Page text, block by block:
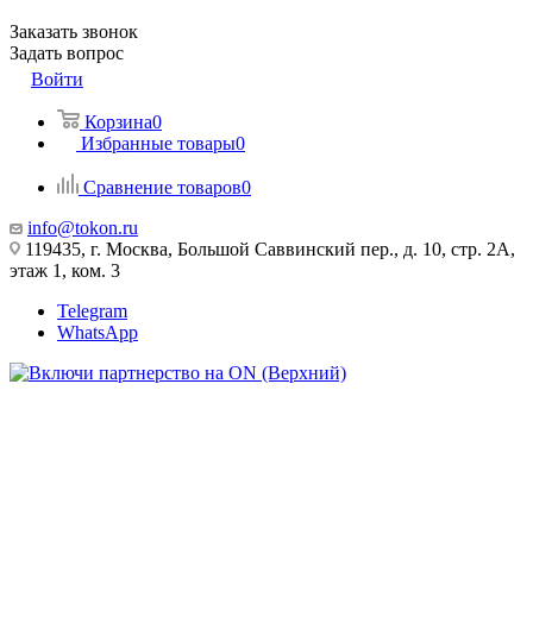
Заказать звонок
Задать вопрос
Войти
Корзина0
Избранные товары0
Сравнение товаров0
info@tokon.ru
119435, г. Москва, Большой Саввинский пер., д. 10, стр. 2А,
этаж 1, ком. 3
Telegram
WhatsApp